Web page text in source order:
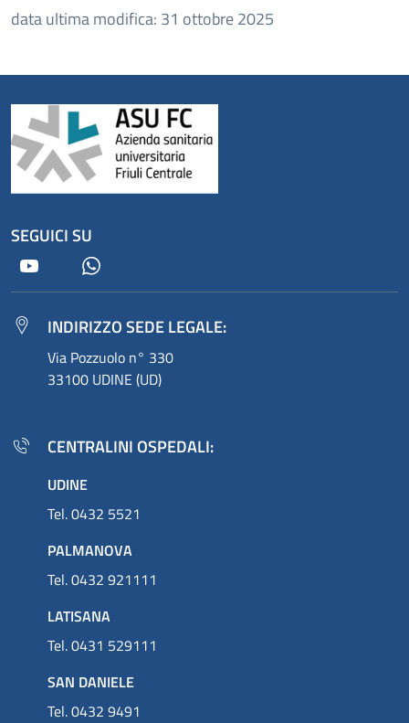
data ultima modifica: 31 ottobre 2025
SEGUICI SU
Youtube
INDIRIZZO SEDE LEGALE:
Via Pozzuolo n° 330
33100 UDINE (UD)
CENTRALINI OSPEDALI:
UDINE
Tel. 0432 5521
PALMANOVA
Tel. 0432 921111
LATISANA
Tel. 0431 529111
SAN DANIELE
Tel. 0432 9491